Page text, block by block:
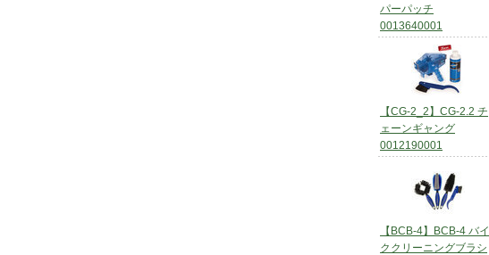
パーパッチ
0013640001
【CG-2_2】CG-2.2 チ
ェーンギャング
0012190001
【BCB-4】BCB-4 バイ
ククリーニングブラシ